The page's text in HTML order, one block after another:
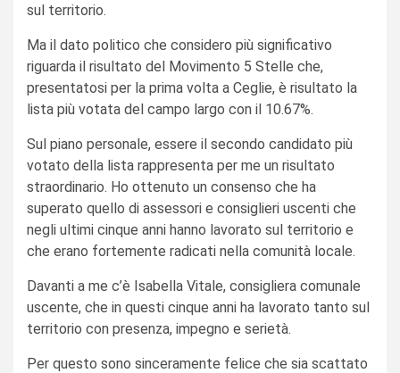
sul territorio.
Ma il dato politico che considero più significativo
riguarda il risultato del Movimento 5 Stelle che,
presentatosi per la prima volta a Ceglie, è risultato la
lista più votata del campo largo con il 10.67%.
Sul piano personale, essere il secondo candidato più
votato della lista rappresenta per me un risultato
straordinario. Ho ottenuto un consenso che ha
superato quello di assessori e consiglieri uscenti che
negli ultimi cinque anni hanno lavorato sul territorio e
che erano fortemente radicati nella comunità locale.
Davanti a me c’è Isabella Vitale, consigliera comunale
uscente, che in questi cinque anni ha lavorato tanto sul
territorio con presenza, impegno e serietà.
Per questo sono sinceramente felice che sia scattato